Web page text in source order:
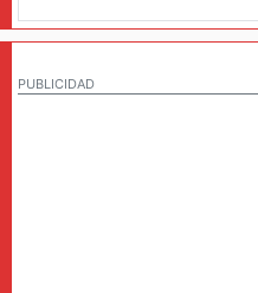
PUBLICIDAD